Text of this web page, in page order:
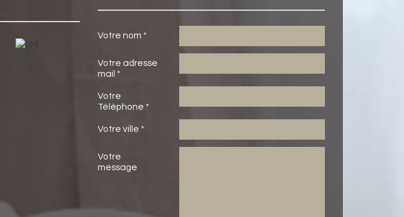
Votre nom *
Votre adresse
mail *
Votre
Téléphone *
Votre ville *
Votre
message